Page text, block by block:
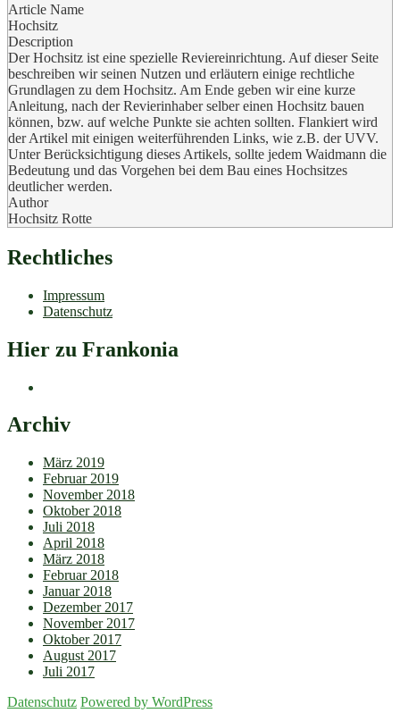
Article Name
Hochsitz
Description
Der Hochsitz ist eine spezielle Reviereinrichtung. Auf dieser Seite
beschreiben wir seinen Nutzen und erläutern einige rechtliche
Grundlagen zu dem Hochsitz. Am Ende geben wir eine kurze
Anleitung, nach der Revierinhaber selber einen Hochsitz bauen
können, bzw. auf welche Punkte sie achten sollten. Flankiert wird
der Artikel mit einigen weiterführenden Links, wie z.B. der UVV.
Unter Berücksichtigung dieses Artikels, sollte jedem Waidmann die
Bedeutung und das Vorgehen bei dem Bau eines Hochsitzes
deutlicher werden.
Author
Hochsitz Rotte
Rechtliches
Impressum
Datenschutz
Hier zu Frankonia
Archiv
März 2019
Februar 2019
November 2018
Oktober 2018
Juli 2018
April 2018
März 2018
Februar 2018
Januar 2018
Dezember 2017
November 2017
Oktober 2017
August 2017
Juli 2017
Datenschutz Powered by WordPress